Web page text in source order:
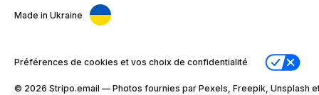
Made in Ukraine
Préférences de cookies et vos choix de confidentialité
© 2026 Stripо.email — Photos fournies par Pexels, Freepik, Unsplash